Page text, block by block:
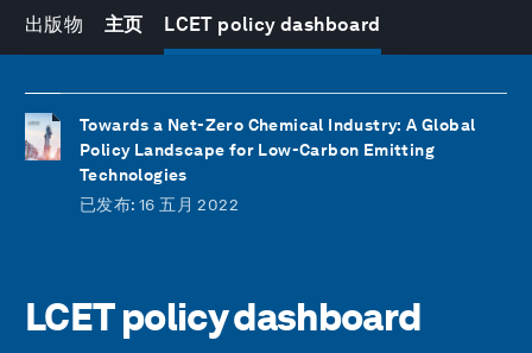
出版物 主页 LCET policy dashboard
Towards a Net-Zero Chemical Industry: A Global
Policy Landscape for Low-Carbon Emitting
Technologies
已发布: 16 五月 2022
LCET policy dashboard